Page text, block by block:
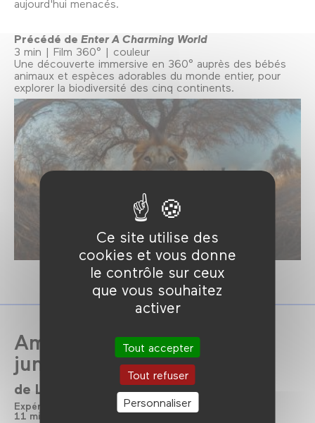
Ce site utilise des
cookies et vous donne
le contrôle sur ceux
que vous souhaitez
activer
Tout accepter
Tout refuser
Personnaliser
aujourd'hui menacés.
Précédé de Enter A Charming World
3 min | Film 360° | couleur
Une découverte immersive en 360° auprès des bébés
animaux et espèces adorables du monde entier, pour
explorer la biodiversité des cinq continents.
Amérique centrale, entre
jungle et océan
de Lucie Damase
Expérience immersive
2024
11 min
Couleur